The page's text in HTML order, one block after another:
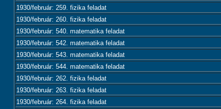
1930/február: 259. fizika feladat
1930/február: 260. fizika feladat
1930/február: 540. matematika feladat
1930/február: 542. matematika feladat
1930/február: 543. matematika feladat
1930/február: 544. matematika feladat
1930/február: 262. fizika feladat
1930/február: 263. fizika feladat
1930/február: 264. fizika feladat